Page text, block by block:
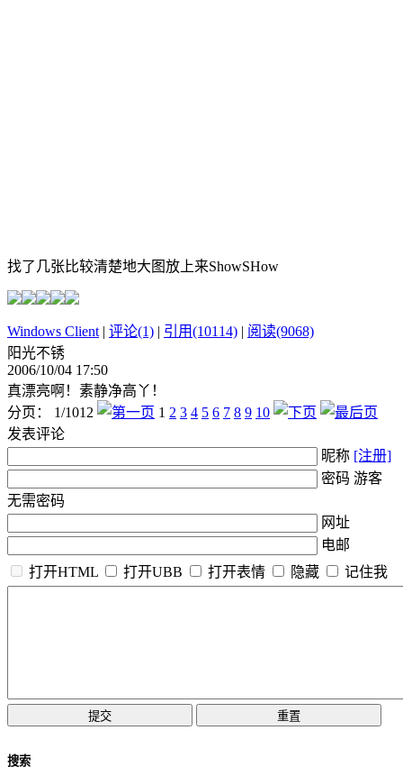
找了几张比较清楚地大图放上来ShowSHow
Windows Client| 评论(1) | 引用(10114) | 阅读(9068)
阳光不锈
2006/10/04 17:50
真漂亮啊！素静净高丫！
分页： 1/1012
1 2 3 4 5 6 7 8 9 10
发表评论
昵称 [注册]
密码 游客
无需密码
网址
电邮
打开HTML
打开UBB 打开表情 隐藏 记住我
搜索